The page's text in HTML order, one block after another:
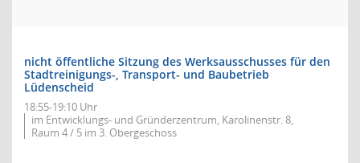
nicht öffentliche Sitzung des Werksausschusses für den
Stadtreinigungs-, Transport- und Baubetrieb
Lüdenscheid
18:55-19:10 Uhr
im Entwicklungs- und Gründerzentrum, Karolinenstr. 8,
Raum 4 / 5 im 3. Obergeschoss